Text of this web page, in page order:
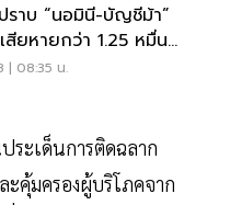
ราบ “นอมินี-บัญชีม้า”
สียหายกว่า 1.25 หมื่น
| 08:35 น.
ระเด็นการติดฉลาก
คุ้มครองผู้บริโภคจาก